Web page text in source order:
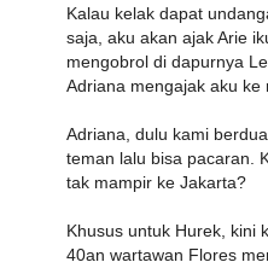
Kalau kelak dapat
saja, aku akan ajak Arie
mengobrol di dapurnya
Adriana mengajak aku ke
Adriana, dulu kami
teman lalu bisa pacaran.
tak mampir ke Jakarta?
Khusus untuk Hurek, kini
40an wartawan Flores